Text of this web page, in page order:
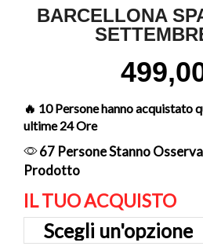
BARCELLONA
🔥 10 Persone hanno acquistato
ultime 24 Ore
67 Persone Stanno
Prodotto
IL TUO ACQUISTO